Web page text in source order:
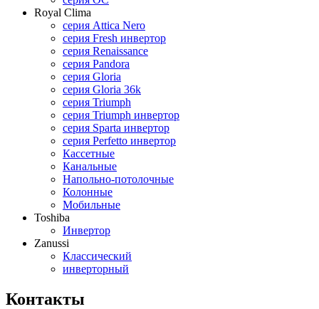
Royal Clima
серия Attica Nero
серия Fresh инвертор
серия Renaissance
серия Pandora
серия Gloria
серия Gloria 36k
серия Triumph
серия Triumph инвертор
серия Sparta инвертор
серия Perfetto инвертор
Кассетные
Канальные
Напольно-потолочные
Колонные
Мобильные
Toshiba
Инвертор
Zanussi
Классический
инверторный
Контакты